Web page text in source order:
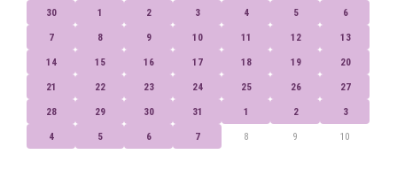
30 1 2 3 4 5 6
7 8 9 10 11 12 13
14 15 16 17 18 19 20
21 22 23 24 25 26 27
28 29 30 31 1 2 3
4 5 6 7 8 9 10